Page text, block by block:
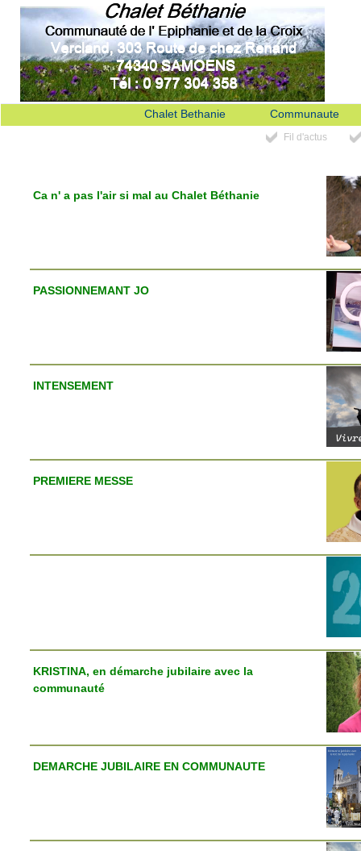
Chalet Bethanie Communaute
Fil d'actus
Ca n' a pas l'air si mal au Chalet Béthanie
PASSIONNEMANT JO
INTENSEMENT
PREMIERE MESSE
KRISTINA, en démarche jubilaire avec la
communauté
DEMARCHE JUBILAIRE EN COMMUNAUTE